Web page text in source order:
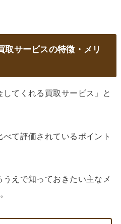
取サービスの特徴・メリ
てくれる買取サービス」と
て評価されているポイント
えで知っておきたい主なメ